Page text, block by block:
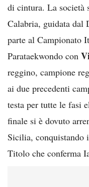
di cintura. La società
Calabria, guidata dal
parte al Campionato
Parataekwondo con
reggino, campione
ai due precedenti
testa per tutte le fasi
finale si è dovuto
Sicilia,
Titolo che conferma